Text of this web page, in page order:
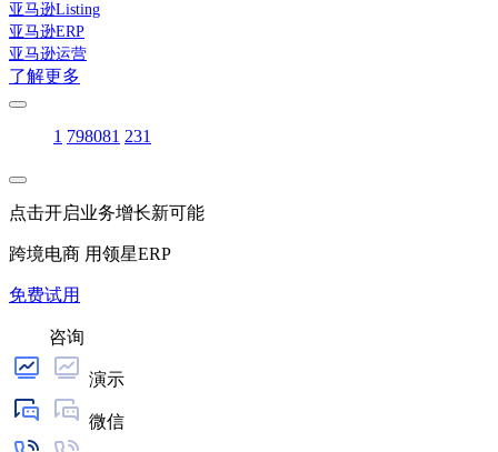
亚马逊Listing
亚马逊ERP
亚马逊运营
了解更多
1 798081 231
点击开启业务增长新可能
跨境电商 用领星ERP
免费试用
咨询
演示
微信